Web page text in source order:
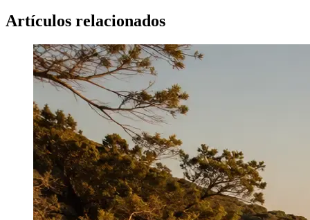
Artículos relacionados